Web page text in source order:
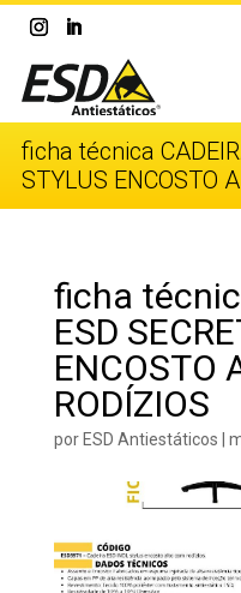
ficha técnica
STYLUS ENCOSTO
ficha
ESD
ENCOSTO
RODÍZIOS
porESD Antiestáticos |